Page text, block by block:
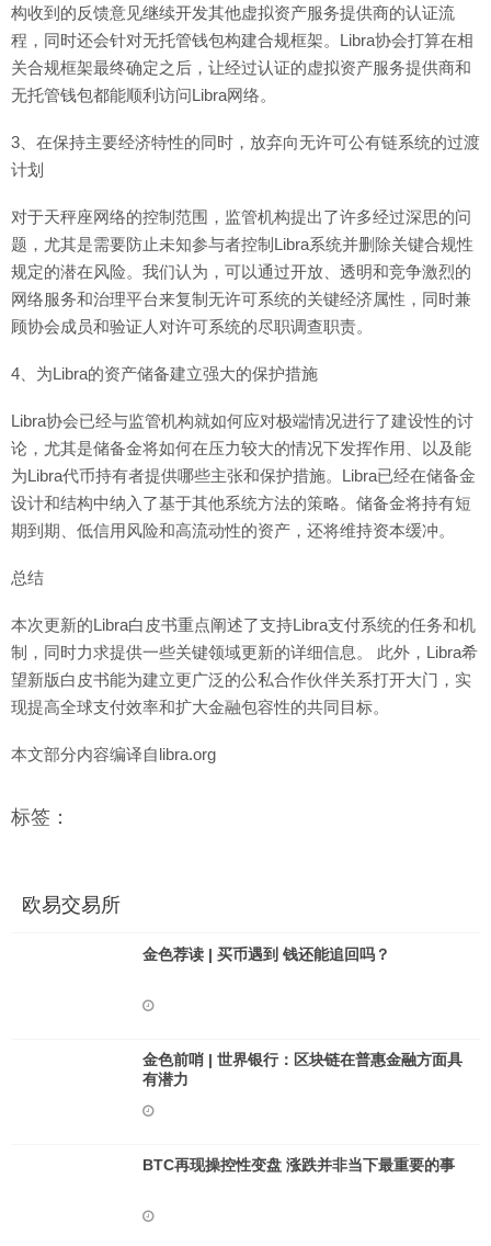
构收到的反馈意见继续开发其他虚拟资产服务提供商的认证流
程，同时还会针对无托管钱包构建合规框架。Libra协会打算在相
关合规框架最终确定之后，让经过认证的虚拟资产服务提供商和
无托管钱包都能顺利访问Libra网络。
3、在保持主要经济特性的同时，放弃向无许可公有链系统的过渡
计划
对于天秤座网络的控制范围，监管机构提出了许多经过深思的问
题，尤其是需要防止未知参与者控制Libra系统并删除关键合规性
规定的潜在风险。我们认为，可以通过开放、透明和竞争激烈的
网络服务和治理平台来复制无许可系统的关键经济属性，同时兼
顾协会成员和验证人对许可系统的尽职调查职责。
4、为Libra的资产储备建立强大的保护措施
Libra协会已经与监管机构就如何应对极端情况进行了建设性的讨
论，尤其是储备金将如何在压力较大的情况下发挥作用、以及能
为Libra代币持有者提供哪些主张和保护措施。Libra已经在储备金
设计和结构中纳入了基于其他系统方法的策略。储备金将持有短
期到期、低信用风险和高流动性的资产，还将维持资本缓冲。
总结
本次更新的Libra白皮书重点阐述了支持Libra支付系统的任务和机
制，同时力求提供一些关键领域更新的详细信息。 此外，Libra希
望新版白皮书能为建立更广泛的公私合作伙伴关系打开大门，实
现提高全球支付效率和扩大金融包容性的共同目标。
本文部分内容编译自libra.org
标签：
欧易交易所
金色荐读 | 买币遇到 钱还能追回吗？
金色前哨 | 世界银行：区块链在普惠金融方面具
有潜力
BTC再现操控性变盘 涨跌并非当下最重要的事